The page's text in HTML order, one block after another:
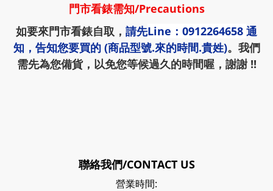
門市看錶需知/Precautions
如要來門市看錶自取， 請先Line：0912264658 通
知，告知您要買的 (商品型號.來的時間.貴姓)。我們
需先為您備貨，以免您等候過久的時間喔，謝謝 !!
聯絡我們/CONTACT US
營業時間: